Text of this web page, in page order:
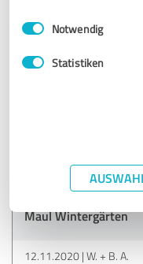
Impressum
Einwilligungsauswahl
Notwendig
Statistiken
wurden unsere
Montage-Team kam
schnell und sauber
Tage später kam
seines Teams
zufrieden sind. Das
können die Firma
Erfahrungsbericht &
Maul Wintergärten
12.11.2020 W. + B. A.